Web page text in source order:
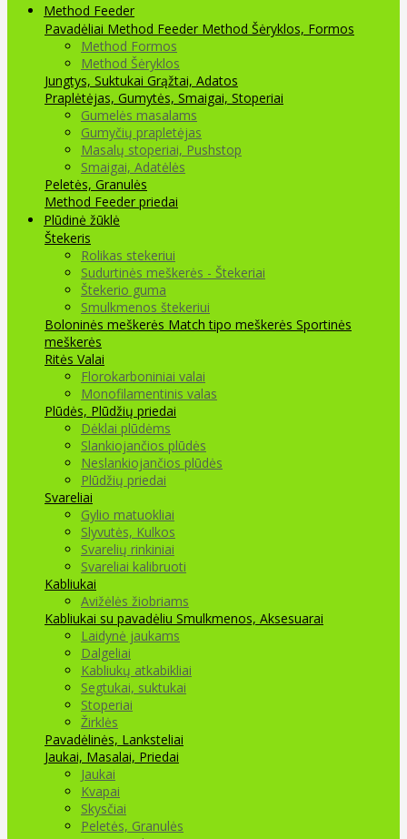
Method Feeder
Pavadėliai Method Feeder Method Šėryklos, Formos
Method Formos
Method Šėryklos
Jungtys, Suktukai Grąžtai, Adatos
Praplėtėjas, Gumytės, Smaigai, Stoperiai
Gumelės masalams
Gumyčių prapletėjas
Masalų stoperiai, Pushstop
Smaigai, Adatėlės
Peletės, Granulės
Method Feeder priedai
Plūdinė žūklė
Štekeris
Rolikas stekeriui
Sudurtinės meškerės - Štekeriai
Štekerio guma
Smulkmenos štekeriui
Boloninės meškerės Match tipo meškerės Sportinės
meškerės
Ritės Valai
Florokarboniniai valai
Monofilamentinis valas
Plūdės, Plūdžių priedai
Dėklai plūdėms
Slankiojančios plūdės
Neslankiojančios plūdės
Plūdžių priedai
Svareliai
Gylio matuokliai
Slyvutės, Kulkos
Svarelių rinkiniai
Svareliai kalibruoti
Kabliukai
Avižėlės žiobriams
Kabliukai su pavadėliu Smulkmenos, Aksesuarai
Laidynė jaukams
Dalgeliai
Kabliukų atkabikliai
Segtukai, suktukai
Stoperiai
Žirklės
Pavadėlinės, Lanksteliai
Jaukai, Masalai, Priedai
Jaukai
Kvapai
Skysčiai
Peletės, Granulės